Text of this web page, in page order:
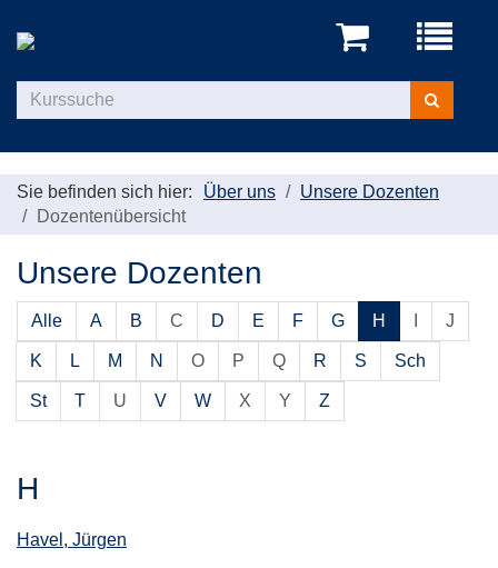
Menü
Kurse
suchen
Sie befinden sich hier: Über uns
Unsere Dozenten
Dozentenübersicht
Unsere Dozenten
Alle A B C D E F G H J
K L M N O P Q R S Sch
St T U V W X Y Z
H
Havel, Jürgen